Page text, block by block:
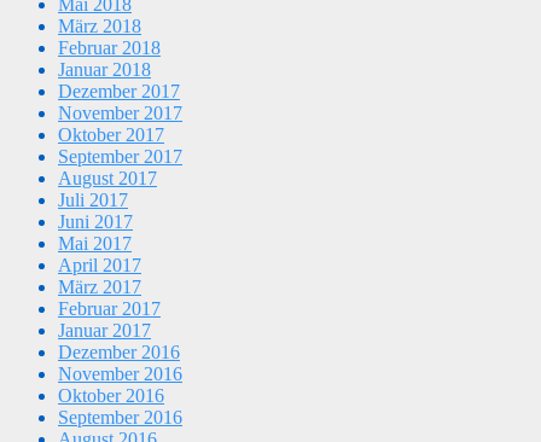
Mai 2018
März 2018
Februar 2018
Januar 2018
Dezember 2017
November 2017
Oktober 2017
September 2017
August 2017
Juli 2017
Juni 2017
Mai 2017
April 2017
März 2017
Februar 2017
Januar 2017
Dezember 2016
November 2016
Oktober 2016
September 2016